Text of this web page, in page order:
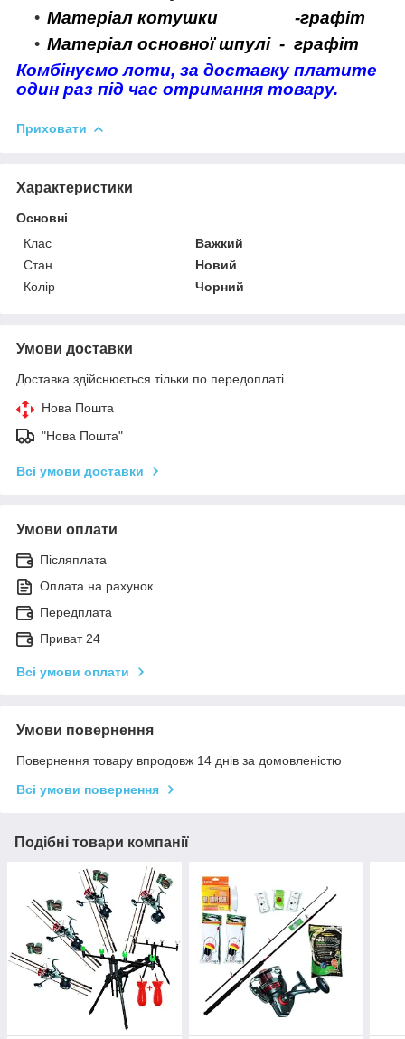
Матеріал котушки -графіт
Матеріал основної шпулі - графіт
Комбінуємо лоти, за доставку платите
один раз під час отримання товару.
Приховати
Характеристики
Основні
Клас
Важкий
Стан
Новий
Колір
Чорний
Умови доставки
Доставка здійснюється тільки по передоплаті.
Нова Пошта
"Нова Пошта"
Всі умови доставки
Умови оплати
Післяплата
Оплата на рахунок
Передплата
Приват 24
Всі умови оплати
Умови повернення
Повернення товару впродовж 14 днів за домовленістю
Всі умови повернення
Подібні товари компанії